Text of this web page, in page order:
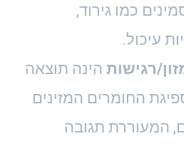
כמו גירוד,
עיכול.
רגישות הינה תוצאה
החומרים המזינים
המעוררת תגובה